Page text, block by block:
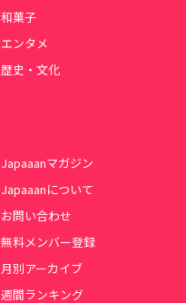
和菓子
エンタメ
歴史・文化
Japaaanマガジン
Japaaanについて
お問い合わせ
無料メンバー登録
月別アーカイブ
週間ランキング